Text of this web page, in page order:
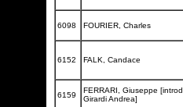
6098 FOURIER, Charles
6152 FALK, Candace
6159
FERRARI, Giuseppe [introd.
Girardi Andrea]